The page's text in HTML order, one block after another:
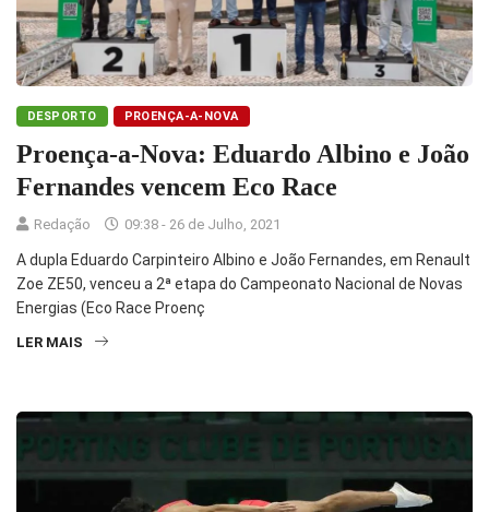
DESPORTO PROENÇA-A-NOVA
Proença-a-Nova: Eduardo Albino e João
Fernandes vencem Eco Race
Redação 09:38 - 26 de Julho, 2021
A dupla Eduardo Carpinteiro Albino e João Fernandes, em Renault
Zoe ZE50, venceu a 2ª etapa do Campeonato Nacional de Novas
Energias (Eco Race Proenç
LER MAIS